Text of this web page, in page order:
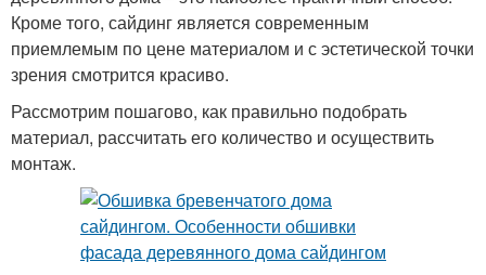
Кроме того, сайдинг является современным
приемлемым по цене материалом и с эстетической точки
зрения смотрится красиво.
Рассмотрим пошагово, как правильно подобрать
материал, рассчитать его количество и осуществить
монтаж.